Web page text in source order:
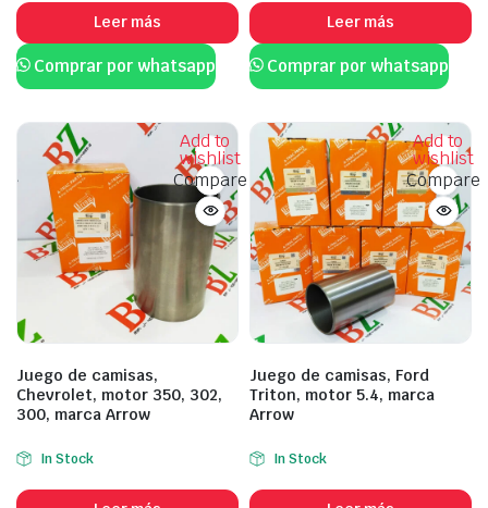
Leer más
Comprar por whatsapp
Leer más
Comprar por whatsapp
Add to
wishlist
Compare
Juego de camisas,
Chevrolet, motor 350, 302,
300, marca Arrow
In Stock
Add to
wishlist
Compare
Juego de camisas, Ford
Triton, motor 5.4, marca
Arrow
In Stock